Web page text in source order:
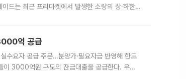
드는 최근 프리마켓에서 발생한 소량의 상·하한
억 공급
수요자 공급 주문…분양가·필요자금 반영해 한도
이 3000억원 규모의 잔금대출을 공급한다. 우리